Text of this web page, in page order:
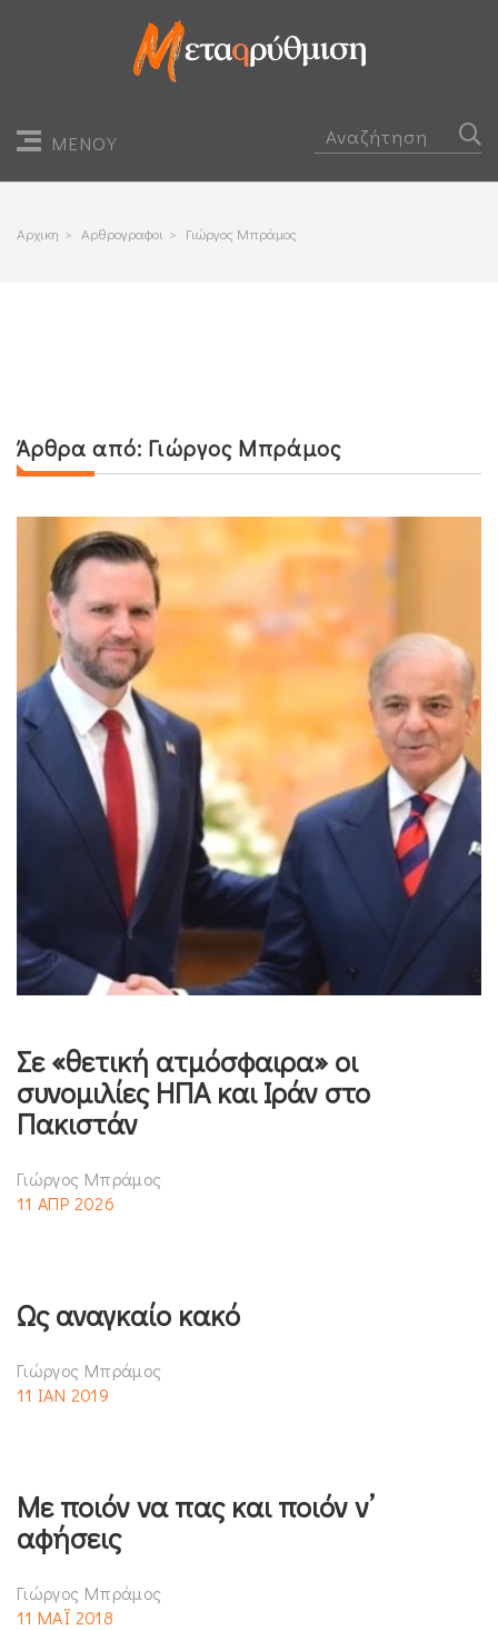
ΜΕΝΟΥ
Αρχικη > Αρθρογραφοι > Γιώργος Μπράμος
Άρθρα από: Γιώργος Μπράμος
Σε «θετική ατμόσφαιρα» οι
συνομιλίες ΗΠΑ και Ιράν στο
Πακιστάν
Γιώργος Μπράμος
11 ΑΠΡ 2026
Ως αναγκαίο κακό
Γιώργος Μπράμος
11 ΙΑΝ 2019
Με ποιόν να πας και ποιόν ν’
αφήσεις
Γιώργος Μπράμος
11 ΜΑΪ 2018